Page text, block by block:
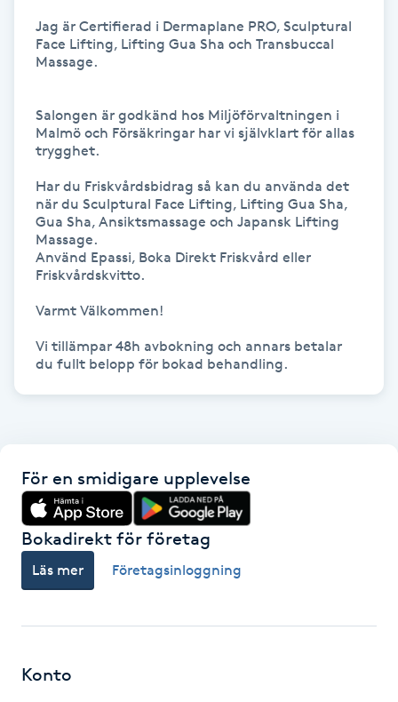
Kinesiologi
Kinesisk medicin
Kiropraktik
Klangmassage
Klippning
Klippning & Slingor
Klippning ungdom
Kostrådgivning
Kroppsinpackning
Jag är Certifierad i Dermaplane PRO, Sculptural
Face Lifting, Lifting Gua Sha och Transbuccal
Massage.
Salongen är godkänd hos Miljöförvaltningen i
Malmö och Försäkringar har vi självklart för allas
trygghet.
Har du Friskvårdsbidrag så kan du använda det
när du Sculptural Face Lifting, Lifting Gua Sha,
Gua Sha, Ansiktsmassage och Japansk Lifting
Massage.
Använd Epassi, Boka Direkt Friskvård eller
Friskvårdskvitto.
Varmt Välkommen!
Vi tillämpar 48h avbokning och annars betalar
För en smidigare upplevelse
Bokadirekt för företag
Läs mer Företagsinloggning
Konto